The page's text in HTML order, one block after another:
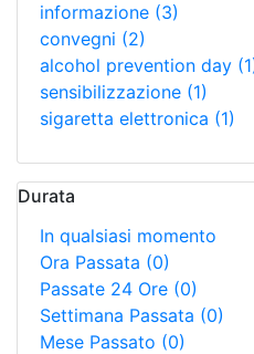
informazione (3)
convegni (2)
alcohol prevention day
sensibilizzazione (1)
sigaretta elettronica (1)
Durata
In qualsiasi momento
Ora Passata (0)
Passate 24 Ore (0)
Settimana Passata (0)
Mese Passato (0)